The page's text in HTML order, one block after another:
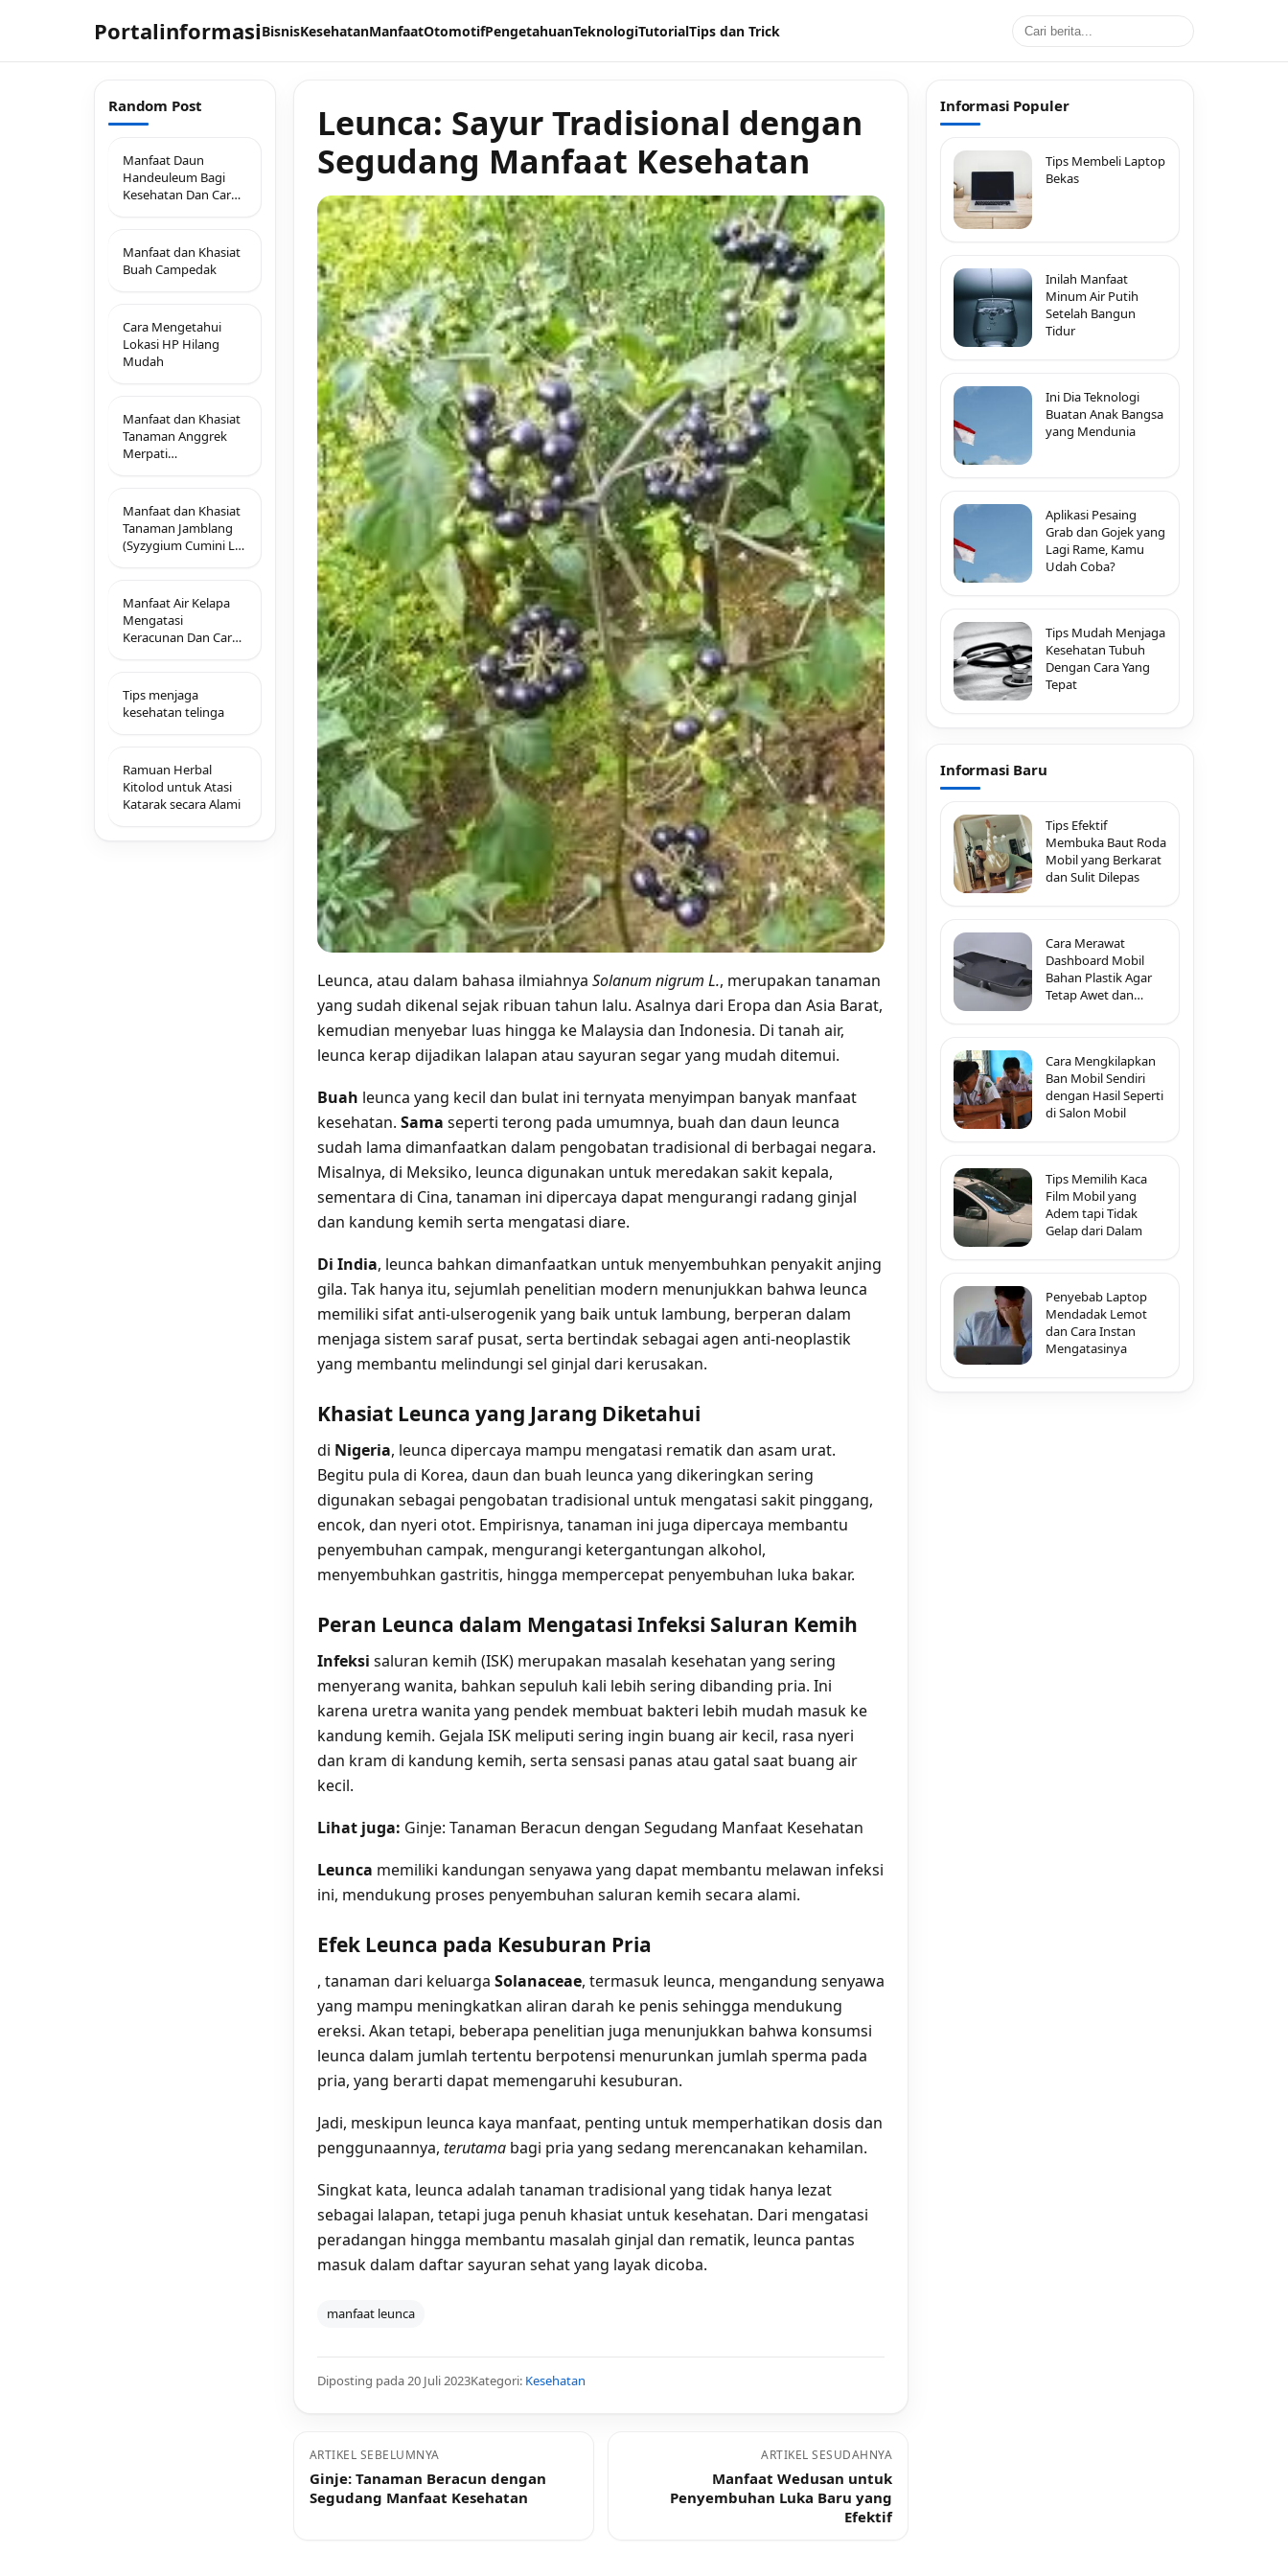
PortalinformasiBisnisKesehatanManfaatOtomotifPengetahuanTeknologiTutorialTips dan Trick
Random Post
Manfaat Daun
Handeuleum Bagi
Kesehatan Dan Cara
Manfaat dan Khasiat
Buah Campedak
Cara Mengetahui
Lokasi HP Hilang
Mudah
Manfaat dan Khasiat
Tanaman Anggrek
Merpati
Manfaat dan Khasiat
Tanaman Jamblang
(Syzygium Cumini L.
Manfaat Air Kelapa
Mengatasi
Keracunan Dan Cara
Tips menjaga
kesehatan telinga
Ramuan Herbal
Kitolod untuk Atasi
Katarak secara Alami
Leunca: Sayur Tradisional dengan
Segudang Manfaat Kesehatan
Leunca, atau dalam bahasa ilmiahnya Solanum nigrum L., merupakan tanaman
yang sudah dikenal sejak ribuan tahun lalu. Asalnya dari Eropa dan Asia Barat,
kemudian menyebar luas hingga ke Malaysia dan Indonesia. Di tanah air,
leunca kerap dijadikan lalapan atau sayuran segar yang mudah ditemui.
Buah leunca yang kecil dan bulat ini ternyata menyimpan banyak manfaat
kesehatan. Sama seperti terong pada umumnya, buah dan daun leunca
sudah lama dimanfaatkan dalam pengobatan tradisional di berbagai negara.
Misalnya, di Meksiko, leunca digunakan untuk meredakan sakit kepala,
sementara di Cina, tanaman ini dipercaya dapat mengurangi radang ginjal
dan kandung kemih serta mengatasi diare.
Di India, leunca bahkan dimanfaatkan untuk menyembuhkan penyakit anjing
gila. Tak hanya itu, sejumlah penelitian modern menunjukkan bahwa leunca
memiliki sifat anti-ulserogenik yang baik untuk lambung, berperan dalam
menjaga sistem saraf pusat, serta bertindak sebagai agen anti-neoplastik
yang membantu melindungi sel ginjal dari kerusakan.
Khasiat Leunca yang Jarang Diketahui
di Nigeria, leunca dipercaya mampu mengatasi rematik dan asam urat.
Begitu pula di Korea, daun dan buah leunca yang dikeringkan sering
digunakan sebagai pengobatan tradisional untuk mengatasi sakit pinggang,
encok, dan nyeri otot. Empirisnya, tanaman ini juga dipercaya membantu
penyembuhan campak, mengurangi ketergantungan alkohol,
menyembuhkan gastritis, hingga mempercepat penyembuhan luka bakar.
Peran Leunca dalam Mengatasi Infeksi Saluran Kemih
Infeksi saluran kemih (ISK) merupakan masalah kesehatan yang sering
menyerang wanita, bahkan sepuluh kali lebih sering dibanding pria. Ini
karena uretra wanita yang pendek membuat bakteri lebih mudah masuk ke
kandung kemih. Gejala ISK meliputi sering ingin buang air kecil, rasa nyeri
dan kram di kandung kemih, serta sensasi panas atau gatal saat buang air
kecil.
Lihat juga: Ginje: Tanaman Beracun dengan Segudang Manfaat Kesehatan
Leunca memiliki kandungan senyawa yang dapat membantu melawan infeksi
ini, mendukung proses penyembuhan saluran kemih secara alami.
Efek Leunca pada Kesuburan Pria
, tanaman dari keluarga Solanaceae, termasuk leunca, mengandung senyawa
yang mampu meningkatkan aliran darah ke penis sehingga mendukung
ereksi. Akan tetapi, beberapa penelitian juga menunjukkan bahwa konsumsi
leunca dalam jumlah tertentu berpotensi menurunkan jumlah sperma pada
pria, yang berarti dapat memengaruhi kesuburan.
Jadi, meskipun leunca kaya manfaat, penting untuk memperhatikan dosis dan
penggunaannya, terutama bagi pria yang sedang merencanakan kehamilan.
Singkat kata, leunca adalah tanaman tradisional yang tidak hanya lezat
sebagai lalapan, tetapi juga penuh khasiat untuk kesehatan. Dari mengatasi
peradangan hingga membantu masalah ginjal dan rematik, leunca pantas
masuk dalam daftar sayuran sehat yang layak dicoba.
manfaat leunca
Diposting pada 20 Juli 2023Kategori: Kesehatan
ARTIKEL SEBELUMNYA
Ginje: Tanaman Beracun dengan
Segudang Manfaat Kesehatan
ARTIKEL SESUDAHNYA
Manfaat Wedusan untuk
Penyembuhan Luka Baru yang
Efektif
Informasi Populer
Tips Membeli Laptop
Bekas
Inilah Manfaat
Minum Air Putih
Setelah Bangun
Tidur
Ini Dia Teknologi
Buatan Anak Bangsa
yang Mendunia
Aplikasi Pesaing
Grab dan Gojek yang
Lagi Rame, Kamu
Udah Coba?
Tips Mudah Menjaga
Kesehatan Tubuh
Dengan Cara Yang
Tepat
Informasi Baru
Tips Efektif
Membuka Baut Roda
Mobil yang Berkarat
dan Sulit Dilepas
Cara Merawat
Dashboard Mobil
Bahan Plastik Agar
Tetap Awet dan
Cara Mengkilapkan
Ban Mobil Sendiri
dengan Hasil Seperti
di Salon Mobil
Tips Memilih Kaca
Film Mobil yang
Adem tapi Tidak
Gelap dari Dalam
Penyebab Laptop
Mendadak Lemot
dan Cara Instan
Mengatasinya